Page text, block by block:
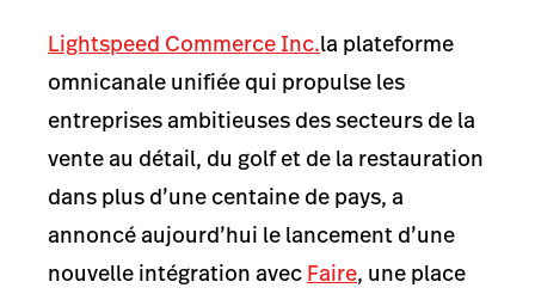
Lightspeed Commerce Inc.la plateforme
omnicanale unifiée qui propulse les
entreprises ambitieuses des secteurs de la
vente au détail, du golf et de la restauration
dans plus d’une centaine de pays, a
annoncé aujourd’hui le lancement d’une
nouvelle intégration avec Faire, une place